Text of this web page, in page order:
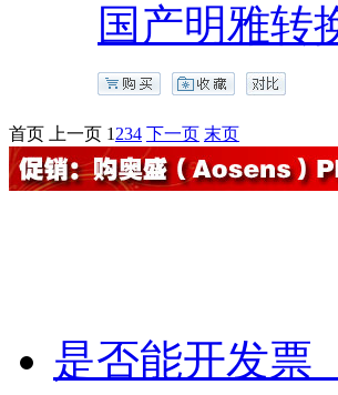
国产明雅转
首页 上一页 1 234 下一页 末页
是否能开发票